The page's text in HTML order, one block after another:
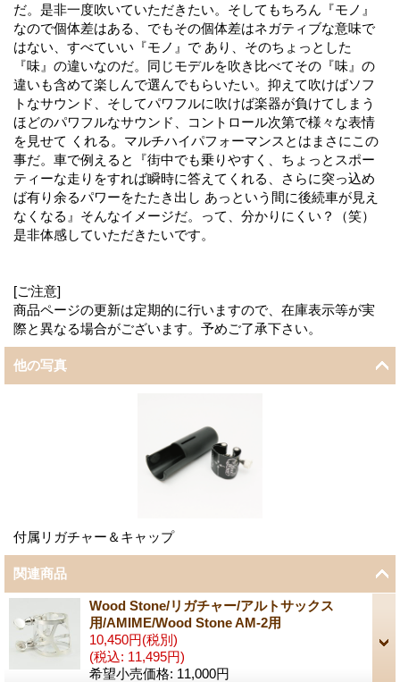
だ。是非一度吹いていただきたい。そしてもちろん『モノ』
なので個体差はある、でもその個体差はネガティブな意味で
はない、すべていい『モノ』で あり、そのちょっとした
『味』の違いなのだ。同じモデルを吹き比べてその『味』の
違いも含めて楽しんで選んでもらいたい。抑えて吹けばソフ
トなサウンド、そしてパワフルに吹けば楽器が負けてしまう
ほどのパワフルなサウンド、コントロール次第で様々な表情
を見せて くれる。マルチハイパフォーマンスとはまさにこの
事だ。車で例えると『街中でも乗りやすく、ちょっとスポー
ティーな走りをすれば瞬時に答えてくれる、さらに突っ込め
ば有り余るパワーをたたき出し あっという間に後続車が見え
なくなる』そんなイメージだ。って、分かりにくい？（笑）
是非体感していただきたいです。
[ご注意]
商品ページの更新は定期的に行いますので、在庫表示等が実
際と異なる場合がございます。予めご了承下さい。
他の写真
付属リガチャー＆キャップ
関連商品
Wood Stone/リガチャー/アルトサックス
用/AMIME/Wood Stone AM-2用
10,450円(税別)
(税込: 11,495円)
希望小売価格: 11,000円